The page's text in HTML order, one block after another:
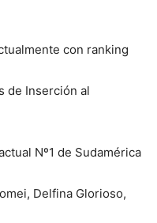
con ranking
de Inserción al
Nº1 de Sudamérica
Delfina Glorioso,